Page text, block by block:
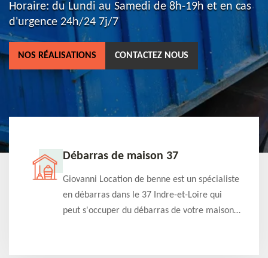
Horaire: du Lundi au Samedi de 8h-19h et en cas
d'urgence 24h/24 7j/7
NOS RÉALISATIONS CONTACTEZ NOUS
Débarras de maison 37
Giovanni Location de benne est un spécialiste
en débarras dans le 37 Indre-et-Loire qui
peut s'occuper du débarras de votre maison